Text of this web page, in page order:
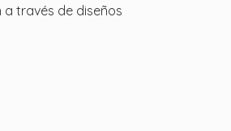
través de diseños